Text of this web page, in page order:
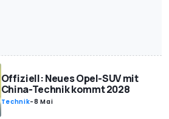
Offiziell: Neues Opel-SUV mit
China-Technik kommt 2028
Technik-8 Mai